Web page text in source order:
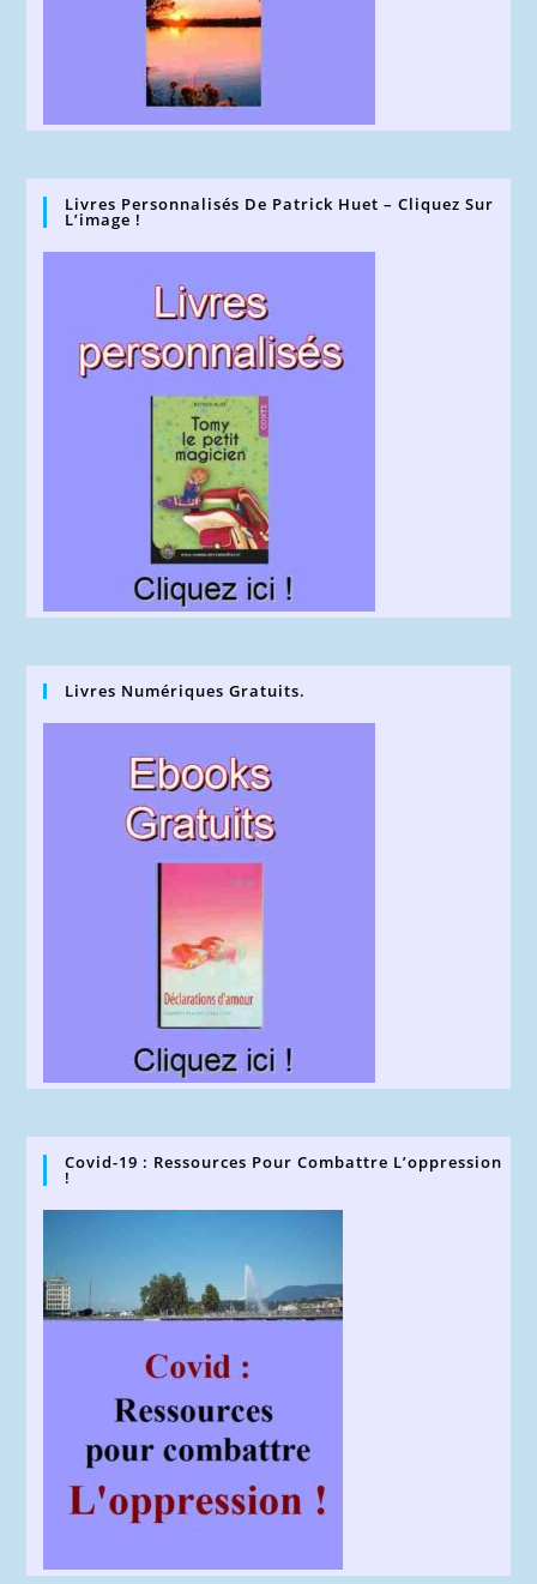
Livres Personnalisés De Patrick Huet – Cliquez Sur
L’image !
Livres Numériques Gratuits.
Covid-19 : Ressources Pour Combattre L’oppression
!